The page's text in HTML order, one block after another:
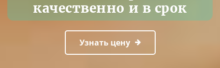
качественно и в срок
Узнать цену